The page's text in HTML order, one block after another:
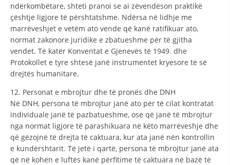
ndërkombëtare, shteti pranoi se ai zëvendëson praktikë
çështje ligjore të përshtatshme. Ndërsa në lidhje me
marrëveshjet e vetëm ato vende që kanë ratifikuar ato,
normat zakonore juridike e zbatueshme për të gjitha
vendet. Të katër Konventat e Gjenevës të 1949. dhe
Protokollet e tyre shtesë janë instrumentet kryesore të së
drejtës humanitare.
12. Personat e mbrojtur dhe të pronës dhe DNH
Në DNH, persona të mbrojtur janë ato për të cilat kontratat
individuale janë të pazbatueshme, ose që janë të mbrojtur
nga normat ligjore të parashikuara në këto marrëveshje dhe
që gëzojnë të drejta të caktuara, kur ata janë nën kontrollin
e kundërshtarit. Të jetë i qartë, persona të mbrojtur janë ata
që në kohën e luftës kanë përfitime të caktuara në bazë të